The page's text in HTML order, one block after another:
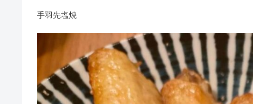
手羽先塩焼